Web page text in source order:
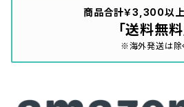
商品合計￥3,300以
「送料無料
※海外発送は除